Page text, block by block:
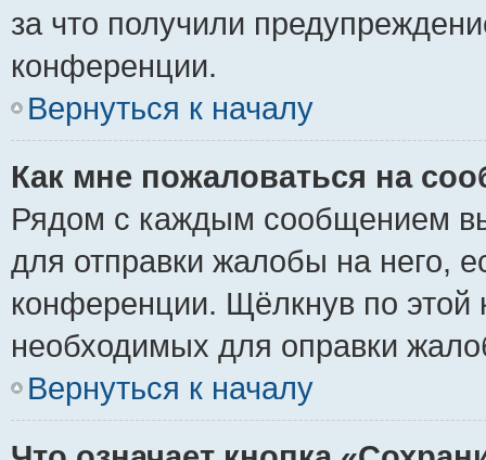
за что получили
конференции.
Вернуться к началу
Как мне пожаловаться на
Рядом с каждым сообщением
для отправки жалобы на него,
конференции. Щёлкнув по этой
необходимых для оправки
Вернуться к началу